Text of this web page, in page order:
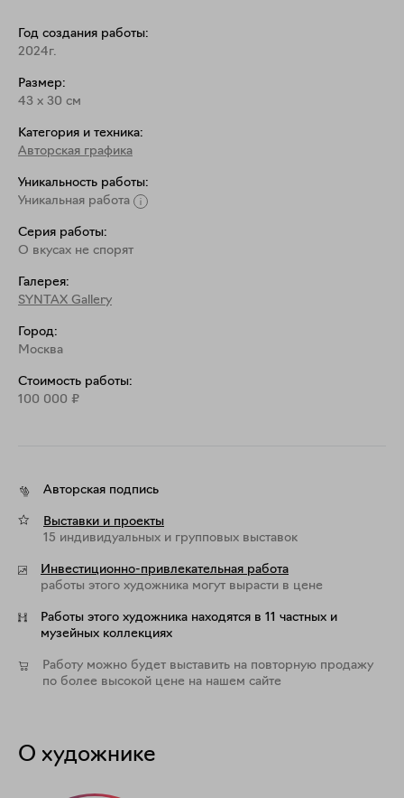
Год создания работы:
2024г.
Размер:
43 x 30 см
Категория и техника:
Авторская графика
Уникальность работы:
Уникальная работа
Серия работы:
О вкусах не спорят
Галерея:
SYNTAX Gallery
Город:
Москва
Стоимость работы:
100 000 ₽
Авторская подпись
Выставки и проекты
15 индивидуальных и групповых выставок
Инвестиционно-привлекательная работа
работы этого художника могут вырасти в цене
Работы этого художника находятся в 11 частных и
музейных коллекциях
Работу можно будет выставить на повторную продажу
по более высокой цене на нашем сайте
О художнике